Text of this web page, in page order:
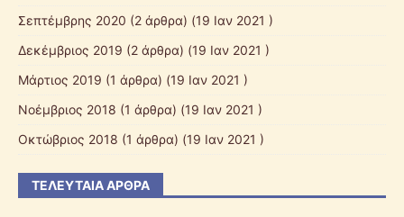
Σεπτέμβρης 2020 (2 άρθρα) (19 Ιαν 2021 )
Δεκέμβριος 2019 (2 άρθρα) (19 Ιαν 2021 )
Μάρτιος 2019 (1 άρθρα) (19 Ιαν 2021 )
Νοέμβριος 2018 (1 άρθρα) (19 Ιαν 2021 )
Οκτώβριος 2018 (1 άρθρα) (19 Ιαν 2021 )
ΤΕΛΕΥΤΑΊΑ ΆΡΘΡΑ